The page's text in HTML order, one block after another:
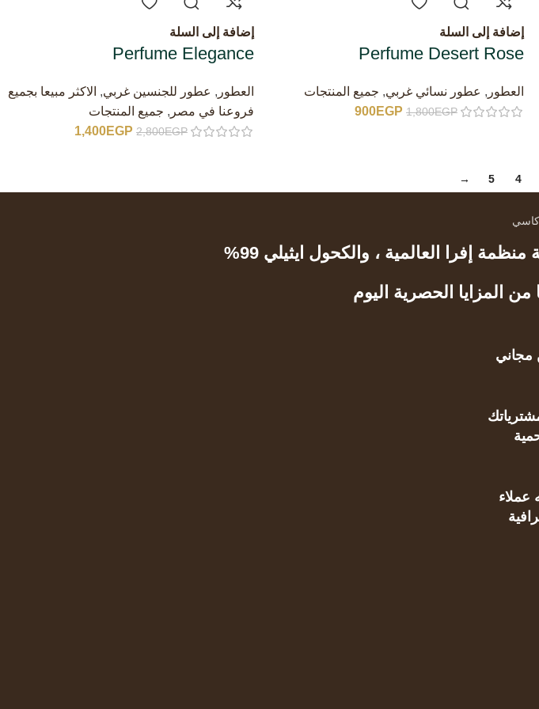
إضافة إلى السلة
Perfume Desert Rose
العطور , عطور نسائي غربي, جميع المنتجات
1,800EGP
900EGP
إضافة إلى السلة
Perfume Elegance
العطور , عطور للجنسين غربي, الاكثر مبيعا بجميع
فروعنا في مصر , جميع المنتجات
2,800EGP
1,400EGP
4
5
→
إفرا العالمية ، والكحول ايثيلي 99%
المزايا الحصرية اليوم
عملاء